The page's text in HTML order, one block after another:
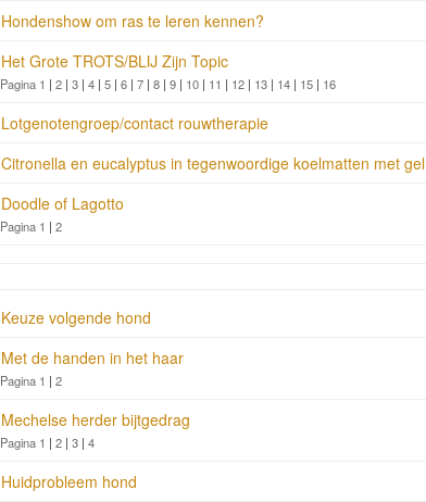
Hondenshow om ras te leren kennen?
Het Grote TROTS/BLIJ Zijn Topic
Pagina 1 | 2 | 3 | 4 | 5 | 6 | 7 | 8 | 9 | 10 | 11 | 12 | 13 | 14 | 15 | 16
Lotgenotengroep/contact rouwtherapie
Citronella en eucalyptus in tegenwoordige koelmatten met gel
Doodle of Lagotto
Pagina 1 | 2
Keuze volgende hond
Met de handen in het haar
Pagina 1 | 2
Mechelse herder bijtgedrag
Pagina 1 | 2 | 3 | 4
Huidprobleem hond